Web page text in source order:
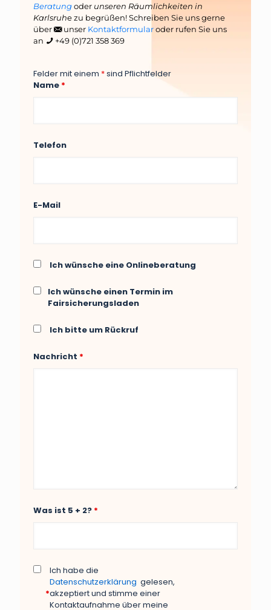
Beratungoder unseren Räumlichkeiten in
Karlsruhe zu begrüßen! Schreiben Sie uns gerne
über
unser Kontaktformularoder rufen Sie uns
an
+49 (0)721 358 369
Felder mit einem *sind Pflichtfelder
Name *
Telefon
E-Mail
Ich wünsche eine Onlineberatung
Ich wünsche einen Termin im
Fairsicherungsladen
Ich bitte um Rückruf
Nachricht *
Was ist 5 + 2? *
*
Ich habe die
Datenschutzerklärung gelesen,
akzeptiert und stimme einer
Kontaktaufnahme über meine